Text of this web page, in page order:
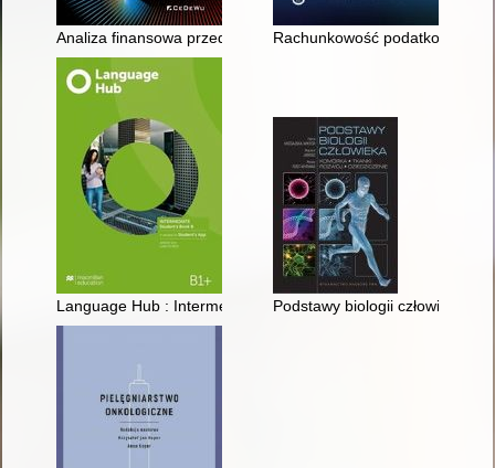
Analiza finansowa przedsiębiorstwa : ocena sprawozdań
Rachunkowość podatkowa
Language Hub : Intermediate : Student's Book : B1+
Podstawy biologii człowieka :